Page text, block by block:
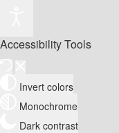
Accessibility Tools
Invert colors
Monochrome
Dark contrast